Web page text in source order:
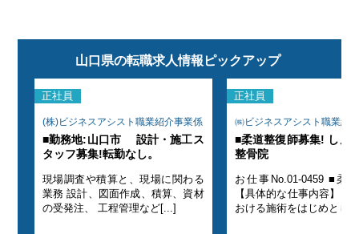
山口県の転職求人情報ピックアップ
正社員
(株)ビジネスアシスト職業紹介事業係
■勤務地:山口市 設計・施工ス
タッフ募集!転勤なし。
現場調査や積算と、現場に関わる
業務 設計、図面作成、積算、資材
の受発注、 工程管理など[...]
正社員
㈱ビジネスアシスト職業紹
■柔道整復師募集! しん
整骨院
お仕事No.01-0459 ■柔道整復師
【具体的な仕事内容】 ・
おける施術をはじめとし